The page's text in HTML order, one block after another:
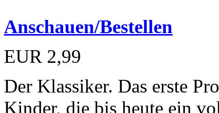
Anschauen/Bestellen
EUR 2,99
Der Klassiker. Das erste
Kinder, die bis heute ein